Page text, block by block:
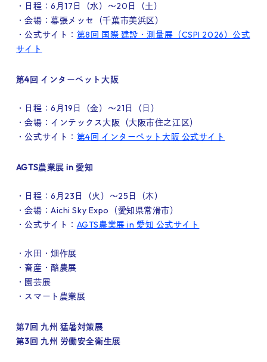
・日程：6月17日（水）～20日（土）
・会場：幕張メッセ（千葉市美浜区）
・公式サイト： 第8回 国際 建設・測量展（CSPI 2026）公式
サイト
第4回 インターペット大阪
・日程：6月19日（金）～21日（日）
・会場：インテックス大阪（大阪市住之江区）
・公式サイト： 第4回 インターペット大阪 公式サイト
AGTS農業展 in 愛知
・日程：6月23日（火）～25日（木）
・会場：Aichi Sky Expo（愛知県常滑市）
・公式サイト： AGTS農業展 in 愛知 公式サイト
・水田・畑作展
・畜産・酪農展
・園芸展
・スマート農業展
第7回 九州 猛暑対策展
第3回 九州 労働安全衛生展